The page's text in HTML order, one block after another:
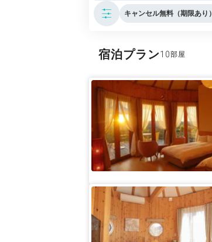
キャンセル無料（期限あり）
宿泊プラン10